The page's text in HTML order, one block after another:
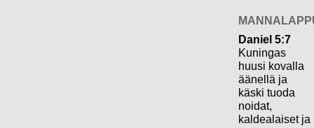
Daniel 5:7
Kuningas
huusi kovalla
äänellä ja
käski tuoda
noidat,
kaldealaiset ja